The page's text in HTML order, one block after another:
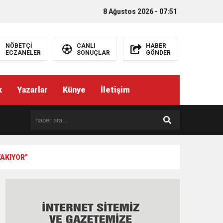
8 Ağustos 2026 - 07:51
NÖBETÇİ
ECZANELER
CANLI
SONUÇLAR
HABER
GÖNDER
Yazarlar Künye İletişim